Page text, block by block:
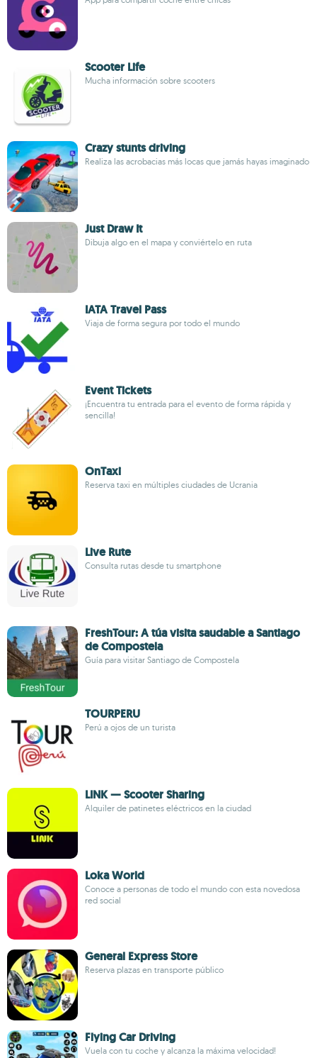
Scooter Life
Mucha información sobre scooters
Crazy stunts driving
Realiza las acrobacias más locas que jamás hayas imaginado
Just Draw It
Dibuja algo en el mapa y conviértelo en ruta
IATA Travel Pass
Viaja de forma segura por todo el mundo
Event Tickets
¡Encuentra tu entrada para el evento de forma rápida y
sencilla!
OnTaxi
Reserva taxi en múltiples ciudades de Ucrania
Live Rute
Consulta rutas desde tu smartphone
FreshTour: A túa visita saudable a Santiago
de Compostela
Guía para visitar Santiago de Compostela
TOURPERU
Perú a ojos de un turista
LINK — Scooter Sharing
Alquiler de patinetes eléctricos en la ciudad
Loka World
Conoce a personas de todo el mundo con esta novedosa
red social
General Express Store
Reserva plazas en transporte público
Flying Car Driving
Vuela con tu coche y alcanza la máxima velocidad!